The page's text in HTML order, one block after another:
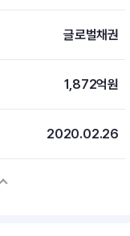
글로벌채권
1,872억원
2020.02.26